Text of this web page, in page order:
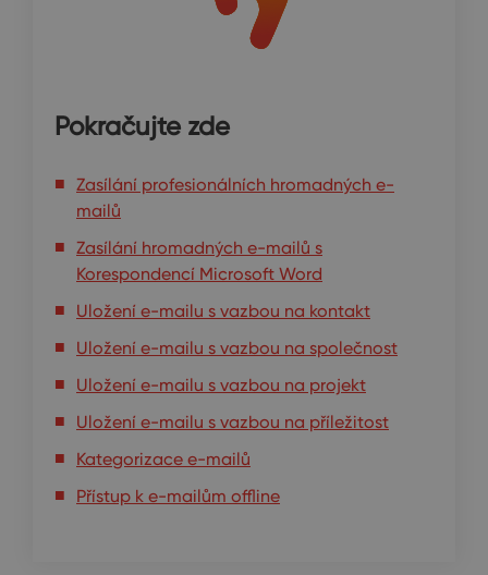
Pokračujte zde
Zasílání profesionálních hromadných e-
mailů
Zasílání hromadných e-mailů s
Korespondencí Microsoft Word
Uložení e-mailu s vazbou na kontakt
Uložení e-mailu s vazbou na společnost
Uložení e-mailu s vazbou na projekt
Uložení e-mailu s vazbou na příležitost
Kategorizace e-mailů
Přístup k e-mailům offline